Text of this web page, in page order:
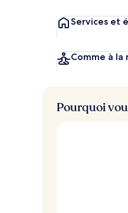
Services et
Comme à la
Pourquoi